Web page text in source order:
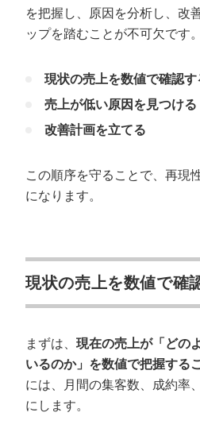
を把握し、原因を分析し、改
ップを踏むことが不可欠です。
現状の売上を数値で確認す
売上が低い原因を見つける
改善計画を立てる
この順序を守ることで、再現
になります。
現状の売上を数値で確
まずは、 現在の売上が「どの
いるのか」を数値で把握する
には、月間の集客数、成約率
にします。